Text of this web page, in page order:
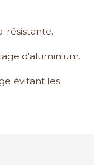
résistante.
d'aluminium.
évitant les